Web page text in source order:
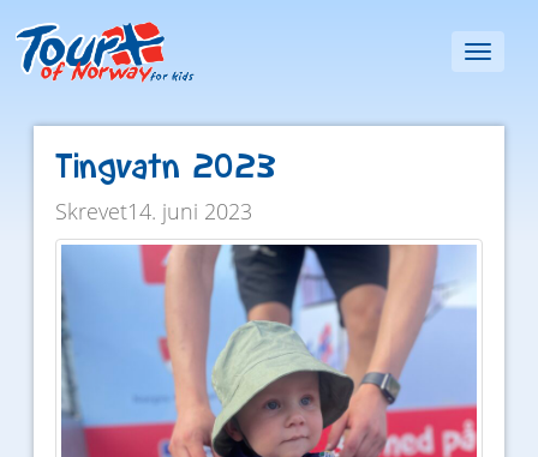
Toggle
Tingvatn 2023
Skrevet14. juni 2023